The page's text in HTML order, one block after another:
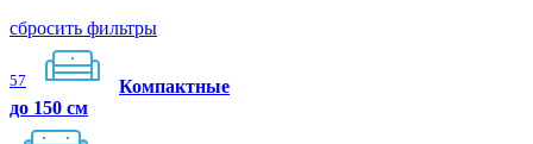
сбросить фильтры
57
Компактные
до 150 см